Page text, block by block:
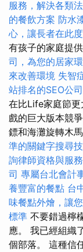
服務，解決各類
的餐飲方案 防水
心，讓長者在此
有孩子的家庭提
司，為您的居家
來改善環境 失智
站排名的SEO公司
在比Life家庭節
戲的巨大版本競
鏢和海灘旋轉木馬
準的關鍵字搜尋
詢律師資格與服務
司 專屬台北會計
養豐富的餐點 台
味餐點外燴，讓
標準 不要錯過檸
應。 我已經組織
個部落。 這種信